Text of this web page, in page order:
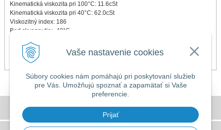
Vaše nastavenie cookies
Súbory cookies nám pomáhajú pri poskytovaní služieb
pre Vás. Umožňujú spoznať a zapamätať si Vaše
preferencie.
Prijať
Kinematická viskozita pri 100°C: 11.6cSt
Kinematická viskozita pri 40°C: 62.0cSt
Viskozitný index: 186
Bod skvapnutia: -48°C
HTHS: 3.5 mPa.s
TBN: 9.0 mg KOH/gm
Všeobecné obchodné podmienky
DOVOLENKA 3. - 7. augusta 2026
Predajňa bude ZATVORENÁ a vytvorené
objednávky začneme vybavovať 10.8.2026.